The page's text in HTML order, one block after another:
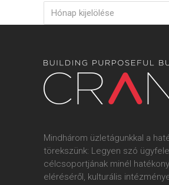
Hónap kijelölése
Mindhárom üzletágunkkal a
törekszünk: Legyen szó
célcsoportjának minél
eléréséről, kulturális